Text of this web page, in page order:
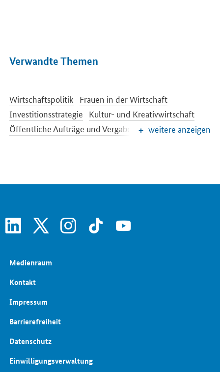
Verwandte Themen
Wirtschaftspolitik Frauen in der Wirtschaft
Investitionsstrategie Kultur- und Kreativwirtschaft
Öffentliche Aufträge und Vergabe
weitere anzeigen
linkedin instagram tiktok youtube
Medienraum
Kontakt
Impressum
Barrierefreiheit
Datenschutz
Einwilligungsverwaltung